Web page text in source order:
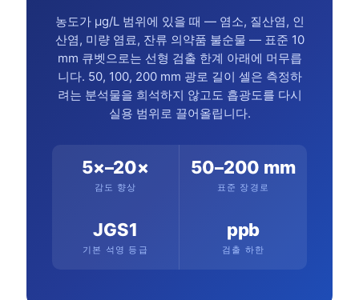
농도가 µg/L 범위에 있을 때 — 염소, 질산염, 인
산염, 미량 염료, 잔류 의약품 불순물 — 표준 10
mm 큐벳으로는 선형 검출 한계 아래에 머무릅
니다. 50, 100, 200 mm 광로 길이 셀은 측정하
려는 분석물을 희석하지 않고도 흡광도를 다시
실용 범위로 끌어올립니다.
5×–20×
감도 향상
50–200 mm
표준 장경로
JGS1
기본 석영 등급
ppb
검출 하한